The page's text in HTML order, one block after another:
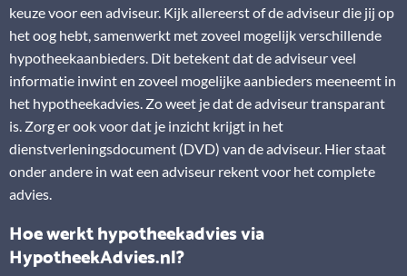
keuze voor een adviseur. Kijk allereerst of de adviseur die jij op
het oog hebt, samenwerkt met zoveel mogelijk verschillende
hypotheekaanbieders. Dit betekent dat de adviseur veel
informatie inwint en zoveel mogelijke aanbieders meeneemt in
het hypotheekadvies. Zo weet je dat de adviseur transparant
is. Zorg er ook voor dat je inzicht krijgt in het
dienstverleningsdocument (DVD) van de adviseur. Hier staat
onder andere in wat een adviseur rekent voor het complete
advies.
Hoe werkt hypotheekadvies via
HypotheekAdvies.nl?